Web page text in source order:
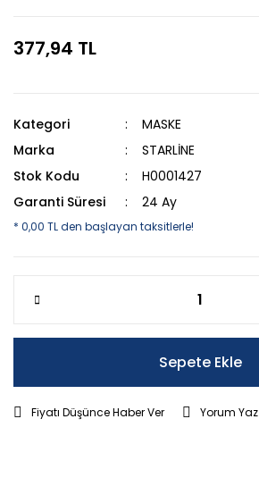
377,94 TL
Kategori
MASKE
Marka
STARLİNE
Stok Kodu
H0001427
Garanti Süresi
24 Ay
* 0,00 TL den başlayan taksitlerle!
Sepete Ekle
Fiyatı Düşünce Haber Ver Yorum Yaz